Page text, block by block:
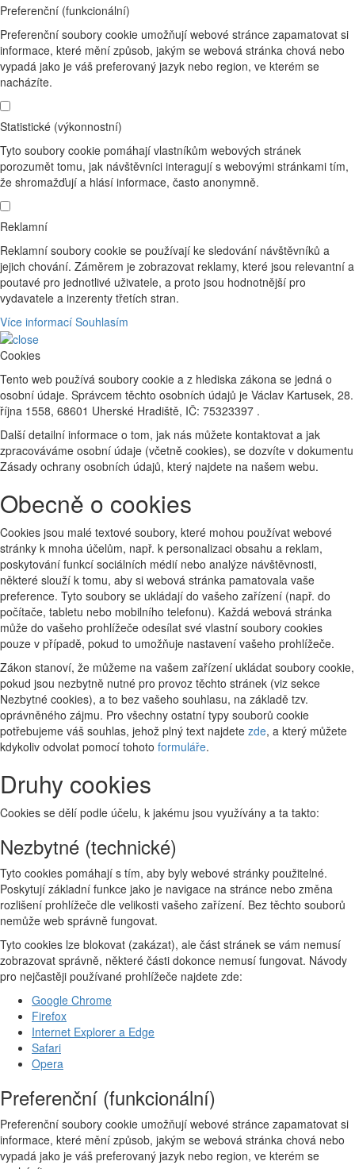
Preferenční (funkcionální)
Preferenční soubory cookie umožňují webové stránce zapamatovat si
informace, které mění způsob, jakým se webová stránka chová nebo
vypadá jako je váš preferovaný jazyk nebo region, ve kterém se
nacházíte.
Statistické (výkonnostní)
Tyto soubory cookie pomáhají vlastníkům webových stránek
porozumět tomu, jak návštěvníci interagují s webovými stránkami tím,
že shromažďují a hlásí informace, často anonymně.
Reklamní
Reklamní soubory cookie se používají ke sledování návštěvníků a
jejich chování. Záměrem je zobrazovat reklamy, které jsou relevantní a
poutavé pro jednotlivé uživatele, a proto jsou hodnotnější pro
vydavatele a inzerenty třetích stran.
Více informací Souhlasím
Cookies
Tento web používá soubory cookie a z hlediska zákona se jedná o
osobní údaje. Správcem těchto osobních údajů je Václav Kartusek, 28.
října 1558, 68601 Uherské Hradiště, IČ: 75323397 .
Další detailní informace o tom, jak nás můžete kontaktovat a jak
zpracováváme osobní údaje (včetně cookies), se dozvíte v dokumentu
Zásady ochrany osobních údajů, který najdete na našem webu.
Obecně o cookies
Cookies jsou malé textové soubory, které mohou používat webové
stránky k mnoha účelům, např. k personalizaci obsahu a reklam,
poskytování funkcí sociálních médií nebo analýze návštěvnosti,
některé slouží k tomu, aby si webová stránka pamatovala vaše
preference. Tyto soubory se ukládají do vašeho zařízení (např. do
počítače, tabletu nebo mobilního telefonu). Každá webová stránka
může do vašeho prohlížeče odesílat své vlastní soubory cookies
pouze v případě, pokud to umožňuje nastavení vašeho prohlížeče.
Zákon stanoví, že můžeme na vašem zařízení ukládat soubory cookie,
pokud jsou nezbytně nutné pro provoz těchto stránek (viz sekce
Nezbytné cookies), a to bez vašeho souhlasu, na základě tzv.
oprávněného zájmu. Pro všechny ostatní typy souborů cookie
potřebujeme váš souhlas, jehož plný text najdete zde, a který můžete
kdykoliv odvolat pomocí tohoto formuláře.
Druhy cookies
Cookies se dělí podle účelu, k jakému jsou využívány a ta takto:
Nezbytné (technické)
Tyto cookies pomáhají s tím, aby byly webové stránky použitelné.
Poskytují základní funkce jako je navigace na stránce nebo změna
rozlišení prohlížeče dle velikosti vašeho zařízení. Bez těchto souborů
nemůže web správně fungovat.
Tyto cookies lze blokovat (zakázat), ale část stránek se vám nemusí
zobrazovat správně, některé části dokonce nemusí fungovat. Návody
pro nejčastěji používané prohlížeče najdete zde:
Google Chrome
Firefox
Internet Explorer a Edge
Safari
Opera
Preferenční (funkcionální)
Preferenční soubory cookie umožňují webové stránce zapamatovat si
informace, které mění způsob, jakým se webová stránka chová nebo
vypadá jako je váš preferovaný jazyk nebo region, ve kterém se